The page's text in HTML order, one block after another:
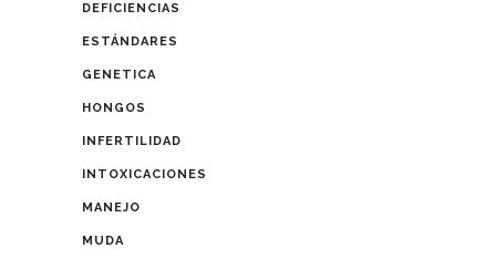
DEFICIENCIAS
ESTÁNDARES
GENETICA
HONGOS
INFERTILIDAD
INTOXICACIONES
MANEJO
MUDA